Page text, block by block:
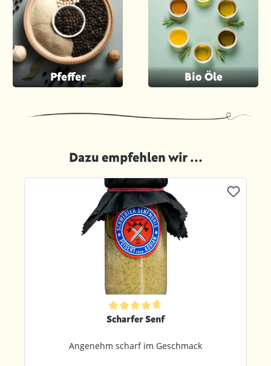
Pfeffer Bio Öle
Dazu empfehlen wir ...
Produktgalerie überspringen
Durchschnittliche Bewertung von 4.8 von 5 Sternen
Scharfer Senf
Angenehm scharf im Geschmack